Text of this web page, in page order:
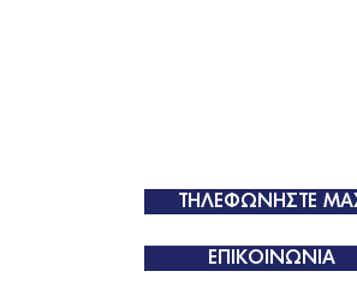
ΕΠΙΚΟΙΝΩΝΙΑ
ΤΗΛΕΦΩΝΗΣΤΕ